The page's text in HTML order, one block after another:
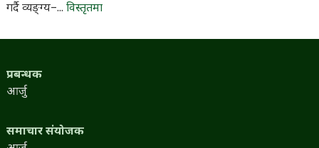
गर्दै व्यङ्ग्य–... विस्तृतमा
प्रबन्धक
आर्जु
समाचार संयोजक